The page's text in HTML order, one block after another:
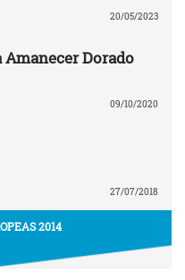
20/05/2023
Dorado
09/10/2020
27/07/2018
2014